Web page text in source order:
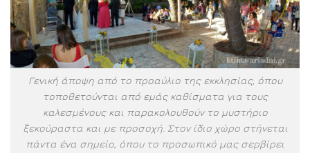
Γενική άποψη από το προαύλιο της εκκλησίας, όπου
τοποθετούνται από εμάς καθίσματα για τους
καλεσμένους και παρακολουθούν το μυστήριο
ξεκούραστα και με προσοχή. Στον ίδιο χώρο στήνεται
πάντα ένα σημείο, όπου το προσωπικό μας σερβίρει